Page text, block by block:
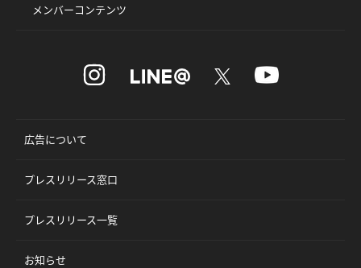
メンバーコンテンツ
広告について
プレスリリース窓口
プレスリリース一覧
お知らせ